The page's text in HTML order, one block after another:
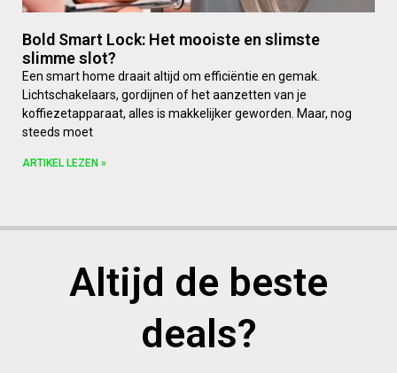
Bold Smart Lock: Het mooiste en slimste
slimme slot?
Een smart home draait altijd om efficiëntie en gemak.
Lichtschakelaars, gordijnen of het aanzetten van je
koffiezetapparaat, alles is makkelijker geworden. Maar, nog
steeds moet
ARTIKEL LEZEN »
Altijd de beste
deals?